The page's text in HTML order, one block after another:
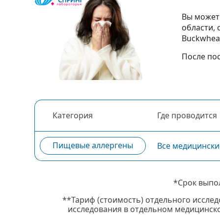
Вы
области,
После
Категория Где проводится
Пищевые аллергены Все
*Срок
**Тариф (стоимость) отдельного
исследования в отдельном